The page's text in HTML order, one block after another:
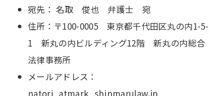
宛先： 名取 俊也 弁護士 宛
住所：〒100-0005 東京都千代田区丸の内1-5-
1 新丸の内ビルディング12階 新丸の内総合
法律事務所
メールアドレス：
natori_atmark_shinmarulaw.jp